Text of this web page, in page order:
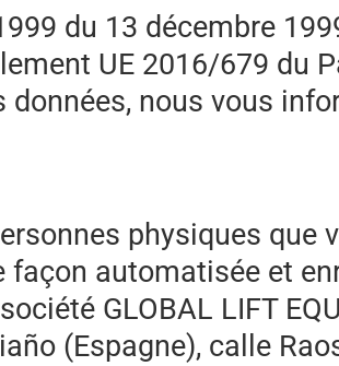
du 13 décembre
UE 2016/679 du
nous vous
physiques que
automatisée et
GLOBAL LIFT
(Espagne), calle